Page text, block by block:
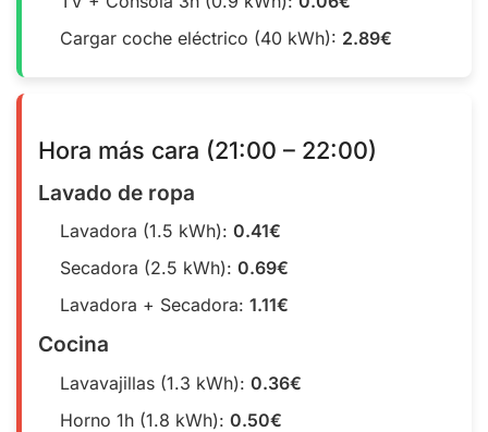
Cargar coche eléctrico (40 kWh): 2.89€
Hora más cara (21:00 – 22:00)
Lavado de ropa
Lavadora (1.5 kWh): 0.41€
Secadora (2.5 kWh): 0.69€
Lavadora + Secadora: 1.11€
Cocina
Lavavajillas (1.3 kWh): 0.36€
Horno 1h (1.8 kWh): 0.50€